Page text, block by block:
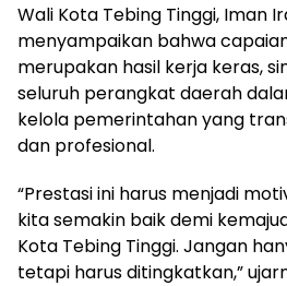
Wali Kota Tebing Tinggi, Iman
menyampaikan bahwa
merupakan hasil kerja keras,
seluruh perangkat daerah
kelola pemerintahan yang
dan profesional.
“Prestasi ini harus menjadi
kita semakin baik demi
Kota Tebing Tinggi. Jangan
tetapi harus ditingkatkan,”